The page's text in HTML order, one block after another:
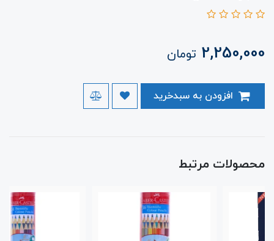
2,250,000 تومان
محصولات مرتبط